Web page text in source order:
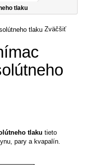
tlaku
Zväčšiť
tlaku tieto
pary a kvapalín.